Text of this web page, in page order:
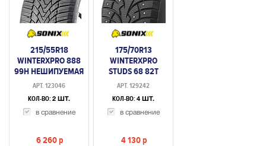
215/55R18
WINTERXPRO 888
99H НЕШИПУЕМАЯ
АРТ. 123046
КОЛ-ВО: 2 ШТ.
в сравнение
6 260p
175/70R13
WINTERXPRO
STUDS 68 82T
ШИП.
АРТ. 129242
КОЛ-ВО: 4 ШТ.
в сравнение
4 130p